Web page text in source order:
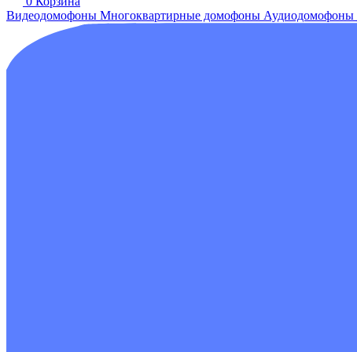
Видеодомофоны Многоквартирные домофоны Аудиодомофоны